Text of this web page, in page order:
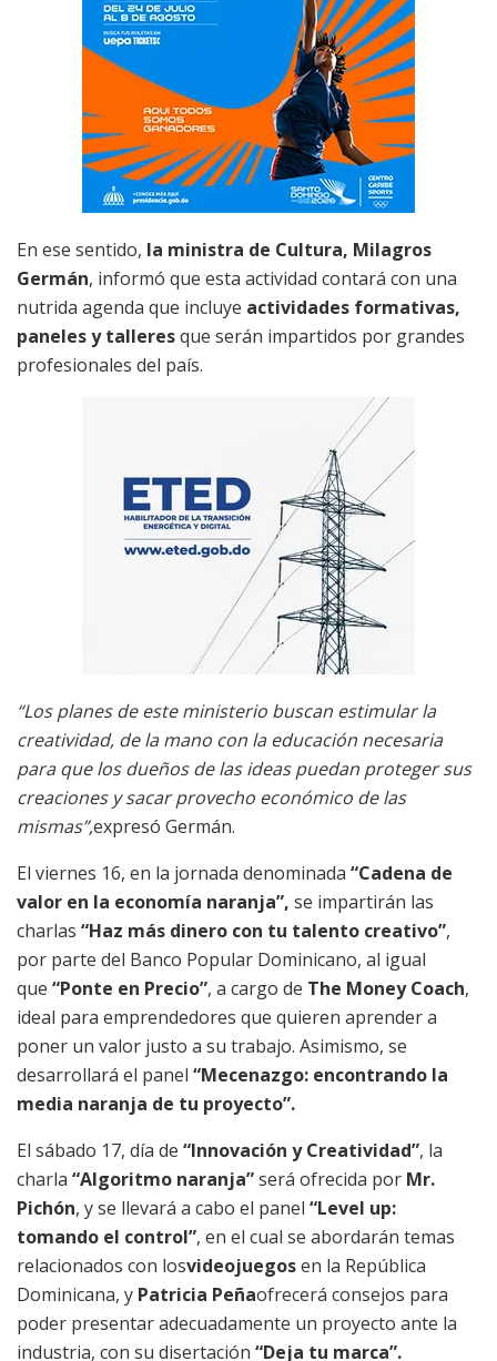
En ese sentido, la ministra de Cultura, Milagros
Germán, informó que esta actividad contará con una
nutrida agenda que incluye actividades formativas,
paneles y talleresque serán impartidos por grandes
profesionales del país.
“Los planes de este ministerio buscan estimular la
creatividad, de la mano con la educación necesaria
para que los dueños de las ideas puedan proteger sus
creaciones y sacar provecho económico de las
mismas”,expresó Germán.
El viernes 16, en la jornada denominada “Cadena de
valor en la economía naranja”, se impartirán las
charlas “Haz más dinero con tu talento creativo”,
por parte del Banco Popular Dominicano, al igual
que “Ponte en Precio”, a cargo de The Money Coach,
ideal para emprendedores que quieren aprender a
poner un valor justo a su trabajo. Asimismo, se
desarrollará el panel “Mecenazgo: encontrando la
media naranja de tu proyecto”.
El sábado 17, día de “Innovación y Creatividad”, la
charla “Algoritmo naranja”será ofrecida por Mr.
Pichón, y se llevará a cabo el panel “Level up:
tomando el control”, en el cual se abordarán temas
relacionados con losvideojuegosen la República
Dominicana, y Patricia Peñaofrecerá consejos para
poder presentar adecuadamente un proyecto ante la
industria, con su disertación “Deja tu marca”.